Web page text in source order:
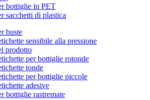
bottiglie in PET
sacchetti di plastica
buste
sensibile alla pressione
prodotto
per bottiglie rotonde
tonde
per bottiglie piccole
adesive
bottiglie rastremate